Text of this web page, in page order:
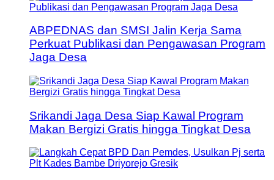
ABPEDNAS dan SMSI Jalin Kerja Sama
Perkuat Publikasi dan Pengawasan Program
Jaga Desa
Srikandi Jaga Desa Siap Kawal Program
Makan Bergizi Gratis hingga Tingkat Desa